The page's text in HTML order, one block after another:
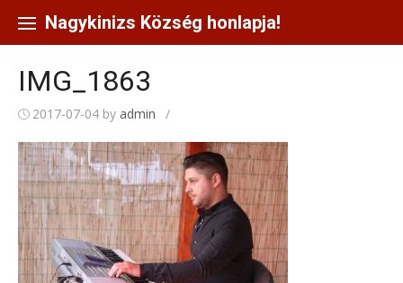
content
Nagykinizs Község honlapja!
IMG_1863
2017-07-04 by admin /